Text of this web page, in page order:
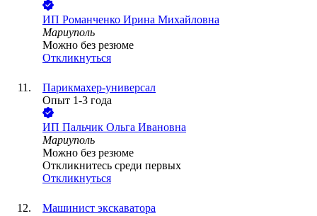
ИП Романченко Ирина Михайловна
Мариуполь
Можно без резюме
Откликнуться
Парикмахер-универсал
Опыт 1-3 года
ИП Пальчик Ольга Ивановна
Мариуполь
Можно без резюме
Откликнитесь среди первых
Откликнуться
Машинист экскаватора